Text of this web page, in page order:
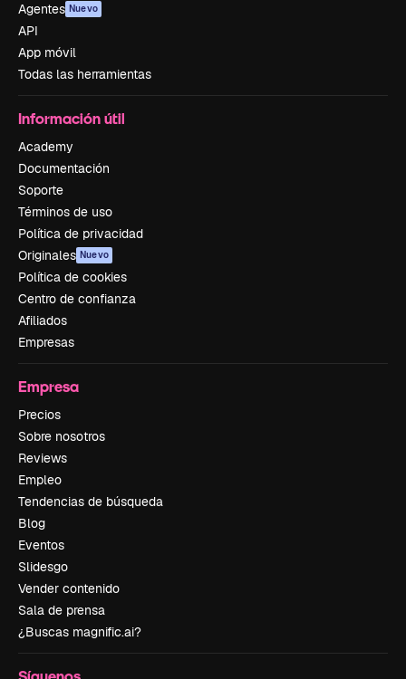
Agentes Nuevo
API
App móvil
Todas las herramientas
Información útil
Academy
Documentación
Soporte
Términos de uso
Política de privacidad
Originales Nuevo
Política de cookies
Centro de confianza
Afiliados
Empresas
Empresa
Precios
Sobre nosotros
Reviews
Empleo
Tendencias de búsqueda
Blog
Eventos
Slidesgo
Vender contenido
Sala de prensa
¿Buscas magnific.ai?